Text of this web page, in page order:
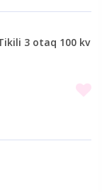
3 otaq 100 kv